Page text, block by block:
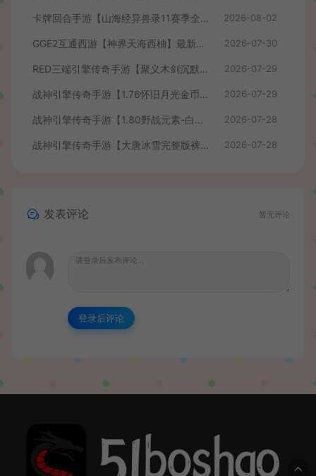
卡牌回合手游【山海经异兽录11赛季全人物代金券内购版】最新整理WIN系服务端+授权GM后台+管理后台+热更修改工具+安卓+详细搭建教程 2026-08-02
GGE2互通西游【神界天海西柚】最新整理Win系服务端+安卓苹果PC三端+内置GM工具+全套源码+详细搭建教程+视频教程 2026-07-30
RED三端引擎传奇手游【聚义木剑沉默高仿嘟嘟沉默】最新整理Win系服务端+安卓苹果PC三端+详细搭建教程 2026-07-29
战神引擎传奇手游【1.76怀旧月光金币版】最新整理Win系复古服务端+安卓苹果双端+GM授权物品后台+详细搭建教程 2026-07-29
战神引擎传奇手游【1.80野战元素-白猪7.2免授权】最新整理Win系特色服务端+安卓+GM授权物品后台+详细搭建教程 2026-07-28
战神引擎传奇手游【大唐冰雪完整版裤衩7.0免授权】最新整理Win系特色服务端+GM授权后台+安卓苹果双端+详细搭建教程 2026-07-28
发表评论 暂无评论
登录后评论